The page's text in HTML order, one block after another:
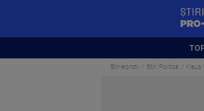
Stirileprotv Stiri Politice Klaus